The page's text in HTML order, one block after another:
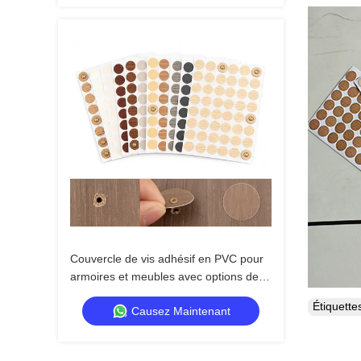
Couvercle de vis adhésif en PVC pour
armoires et meubles avec options de
couleur personnalisables
Causez Maintenant